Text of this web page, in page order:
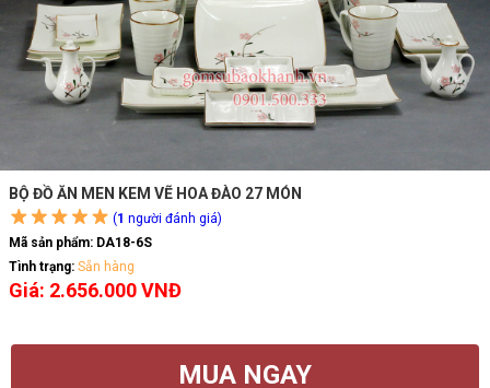
BỘ ĐỒ ĂN MEN KEM VẼ HOA ĐÀO 27 MÓN
(1 người đánh giá)
Mã sản phẩm: DA18-6S
Tình trạng: Sẵn hàng
Giá: 2.656.000 VNĐ
MUA NGAY